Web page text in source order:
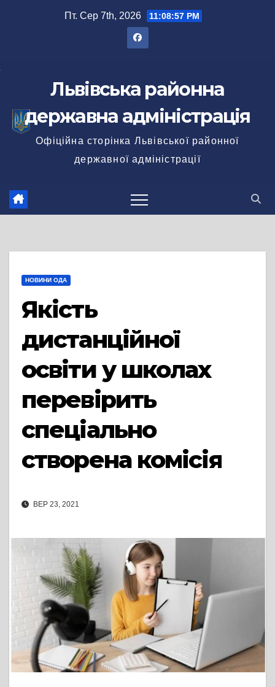
Пт. Сер 7th, 2026 11:08:57 PM
Львівська районна
державна адміністрація
Офіційна сторінка Львівської районної
державної адміністрації
НОВИНИ ОДА
Якість
дистанційної
освіти у школах
перевірить
спеціально
створена комісія
ВЕР 23, 2021